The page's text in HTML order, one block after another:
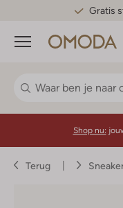
Gratis
Menu
Shop nu:
Terug